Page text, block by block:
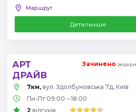
Маршрут
Детальніше
АРТ
ДРАЙВ
Зачинено
7км, вул. Здолбуновська 7д, Київ
Пн-Пт 09:00 – 18:00
2 відгуків